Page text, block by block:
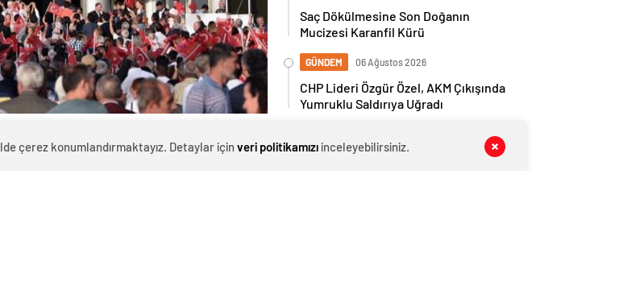
Saç Dökülmesine Son Doğanın
Mucizesi Karanfil Kürü
GÜNDEM 06 Ağustos 2026
CHP Lideri Özgür Özel, AKM Çıkışında
Yumruklu Saldırıya Uğradı
Beykoz Belediye Başkan Yardımcısı
çerez konumlandırmaktayız. Detaylar için veri politikamızıinceleyebilirsiniz.